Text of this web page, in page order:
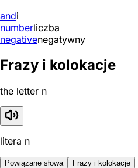
andi
numberliczba
negativenegatywny
Frazy i kolokacje
the letter n
litera n
Powiązane słowa Frazy i kolokacje